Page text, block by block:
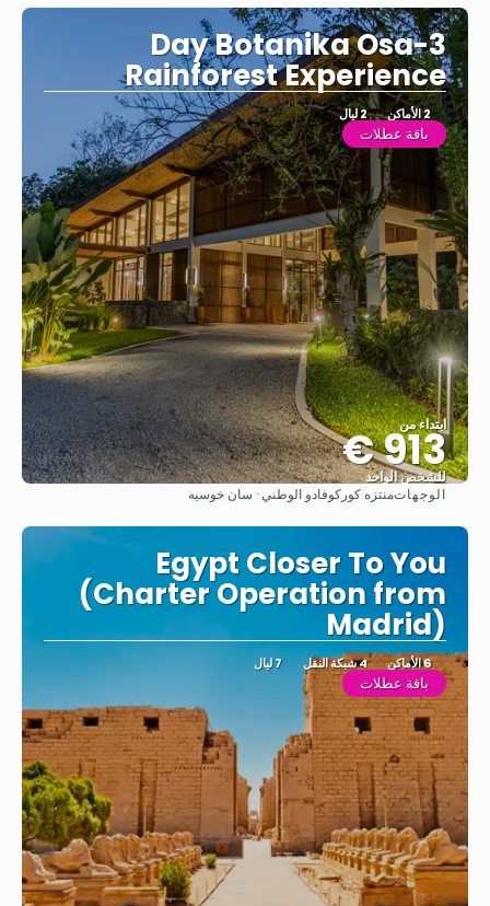
3-Day Botanika Osa
Rainforest Experience
2 الأماكن 2 ليال
باقة عطلات
ابتداء من
913 €
للشخص الواحد
شاهد
الوجهاتمنتزه كوركوفادو الوطني · سان خوسيه
Egypt Closer To You
(Charter Operation from
Madrid)
6 الأماكن 4 شبكة النقل 7 ليال
باقة عطلات